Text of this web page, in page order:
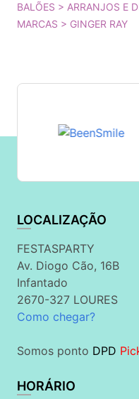
BALÕES > ARRANJOS E
MARCAS > GINGER RAY
LOCALIZAÇÃO
FESTASPARTY
Av. Diogo Cão, 16B
Infantado
2670-327 LOURES
Como chegar?
Somos ponto DPD
HORÁRIO